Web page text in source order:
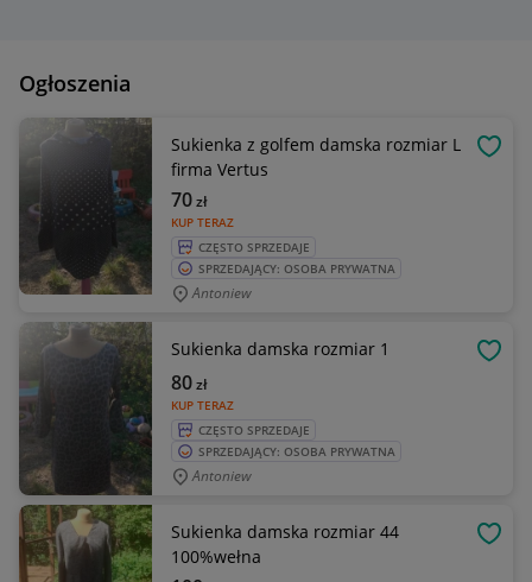
Ogłoszenia
Sukienka z golfem damska rozmiar L
firma Vertus
KUP TERAZ
70zł
CZĘSTO SPRZEDAJE
SPRZEDAJĄCY: OSOBA PRYWATNA
Antoniew
Sukienka damska rozmiar 1
KUP TERAZ
80zł
CZĘSTO SPRZEDAJE
SPRZEDAJĄCY: OSOBA PRYWATNA
Antoniew
Sukienka damska rozmiar 44
100%wełna